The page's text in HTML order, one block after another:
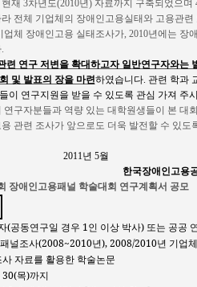
재 3차년도(2010년 ) 자료까지 구축되었으며
전체 기업체의 장애인고용실태와 고용관련
업체 장애인고용 실태조사가, 2010년에는 장
.
련 연구 저변을 확대하고자 일반연구자와는
및 발표의 장을 마련하였습니다. 관련 학과
이 연구지원을 받을 수 있도록 관심 가져 주
구자분들과 역량 있는 대학원생들이 본 대
관련 조사가 앞으로도 더욱 발전할 수 있도
2011년 5월
한국장애인고용
장애인고용패널 학술대회 연구계획서 공모
(공동연구일 경우 1인 이상 박사) 또는 공공
널조사(2008~2010년), 2008/2010년 기업체
사 자료를 활용한 학술논문
30(목)까지